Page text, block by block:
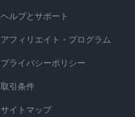
ヘルプとサポート
アフィリエイト・プログラム
プライバシーポリシー
取引条件
サイトマップ